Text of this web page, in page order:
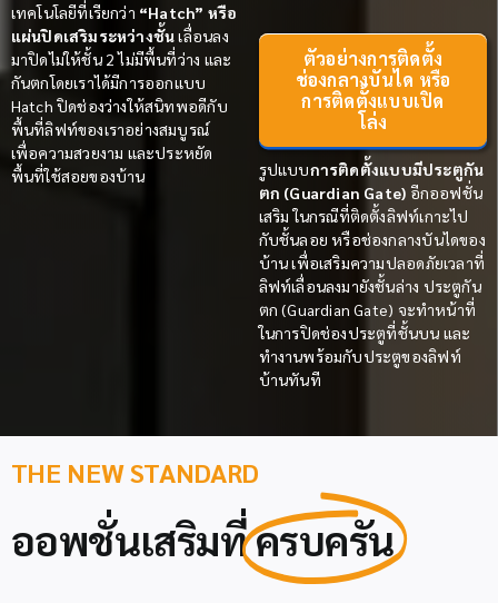
เทคโนโลยีที่เรียกว่า “Hatch” หรือ
แผ่นปิดเสริมระหว่างชั้นเลื่อนลง
มาปิดไม่ให้ชั้น 2 ไม่มีพื้นที่ว่าง และ
กันตกโดยเราได้มีการออกแบบ
Hatch ปิดช่องว่างให้สนิทพอดีกับ
พื้นที่ลิฟท์ของเราอย่างสมบูรณ์
เพื่อความสวยงาม และประหยัด
พื้นที่ใช้สอยของบ้าน
ตัวอย่างการติดตั้ง
ช่องกลางบันได หรือ
การติดตั้งแบบเปิด
โล่ง
รูปแบบการติดตั้งแบบมีประตูกัน
ตก (Guardian Gate) อีกออฟชั่น
เสริม ในกรณีที่ติดตั้งลิฟท์เกาะไป
กับชั้นลอย หรือช่องกลางบันไดของ
บ้าน เพื่อเสริมความปลอดภัยเวลาที่
ลิฟท์เลื่อนลงมายังชั้นล่าง ประตูกัน
ตก (Guardian Gate) จะทำหน้าที่
ในการปิดช่องประตูที่ชั้นบน และ
ทำงานพร้อมกับประตูของลิฟท์
บ้านทันที
THE NEW STANDARD
ออพชั่นเสริมที่ครบครัน